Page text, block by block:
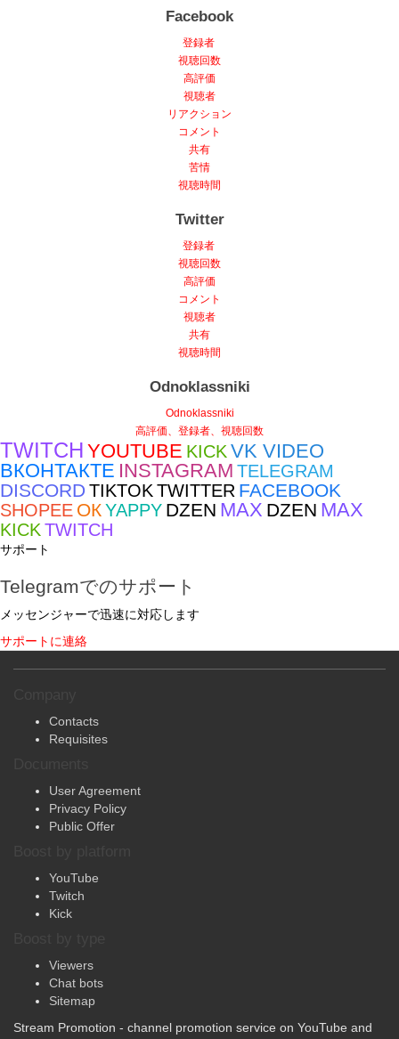
Facebook
登録者
視聴回数
高評価
視聴者
リアクション
コメント
共有
苦情
視聴時間
Twitter
登録者
視聴回数
高評価
コメント
視聴者
共有
視聴時間
Odnoklassniki
Odnoklassniki
高評価、登録者、視聴回数
TWITCH YOUTUBE KICK VK VIDEO
ВКОНТАКТЕ INSTAGRAM TELEGRAM
DISCORD TIKTOK TWITTER FACEBOOK
SHOPEE ОКYAPPY DZEN MAX DZEN MAX
KICK TWITCH
サポート
Telegramでのサポート
メッセンジャーで迅速に対応します
サポートに連絡
Contacts
Requisites
User Agreement
Privacy Policy
Public Offer
YouTube
Twitch
Kick
Viewers
Chat bots
Sitemap
Stream Promotion - channel promotion service on YouTube and